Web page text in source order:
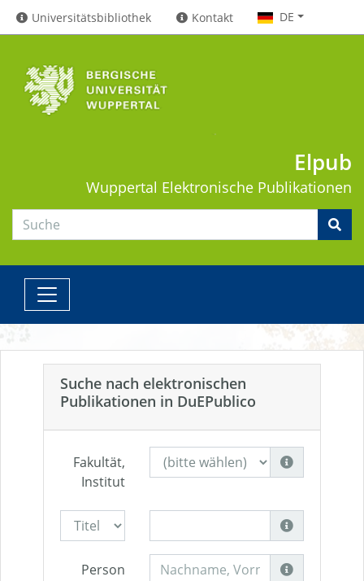
Universitätsbibliothek Kontakt DE
Elpub
Wuppertal Elektronische Publikationen
Suche nach elektronischen
Publikationen in DuEPublico
Fakultät,
Institut
Person